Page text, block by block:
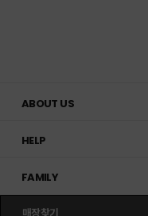
ABOUT US
HELP
FAMILY